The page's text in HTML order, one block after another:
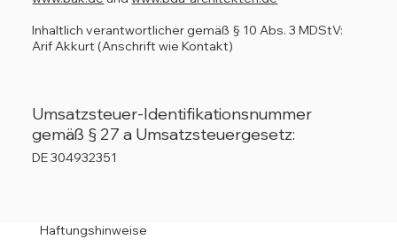
Inhaltlich verantwortlicher gemäß § 10 Abs. 3 MDStV:
Arif Akkurt (Anschrift wie Kontakt)
Umsatzsteuer-Identifikationsnummer
gemäß § 27 a Umsatzsteuergesetz:
DE 304932351
Haftungshinweise